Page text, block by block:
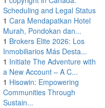
Scheduling and Legal Status
1 Cara Mendapatkan Hotel
Murah, Pondokan dan...
1 Brokers Elite 2026: Los
Inmobiliarios Más Desta...
1 Initiate The Adventure with
a New Account – A C...
1 Hisowin: Empowering
Communities Through
Sustain...